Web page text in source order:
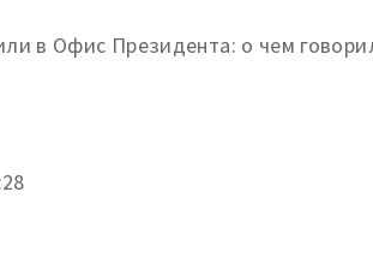
в Офис Президента: о чем